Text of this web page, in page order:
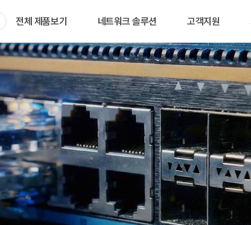
전체 제품보기 네트워크 솔루션 고객지원